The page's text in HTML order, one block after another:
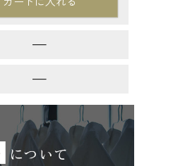
—
—